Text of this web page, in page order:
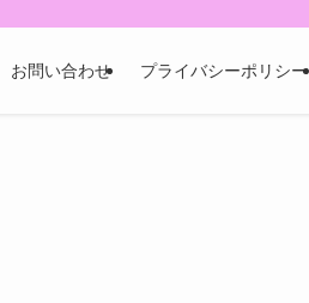
お問い合わせ プライバシーポリシー